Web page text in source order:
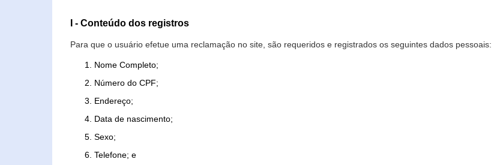
I - Conteúdo dos registros
Para que o usuário efetue uma reclamação no site, são requeridos e registrados os seguintes dados pessoais:
Nome Completo;
Número do CPF;
Endereço;
Data de nascimento;
Sexo;
Telefone; e